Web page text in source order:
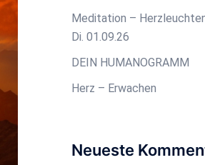
Meditation –
Di. 01.09.26
DEIN HUMANOGRAMM
Herz – Erwachen
Neueste